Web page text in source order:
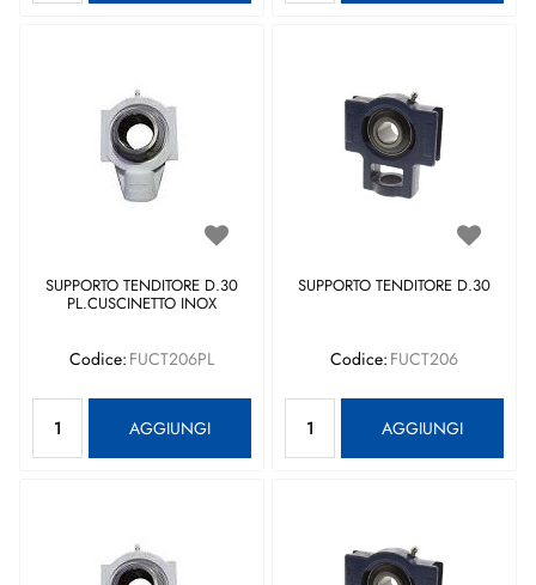
SUPPORTO TENDITORE D.30
PL.CUSCINETTO INOX
Codice: FUCT206PL
AGGIUNGI
SUPPORTO TENDITORE D.30
Codice: FUCT206
AGGIUNGI